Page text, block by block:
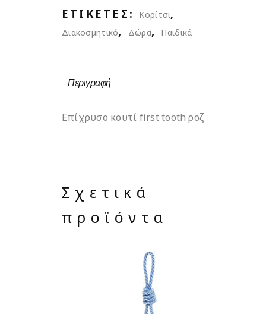
ΕΤΙΚΈΤΕΣ: Kορίτσι,
Διακοσμητικό, Δώρα, Παιδικά
Περιγραφή
Επίχρυσο κουτί first tooth ροζ
Σχετικά
προϊόντα